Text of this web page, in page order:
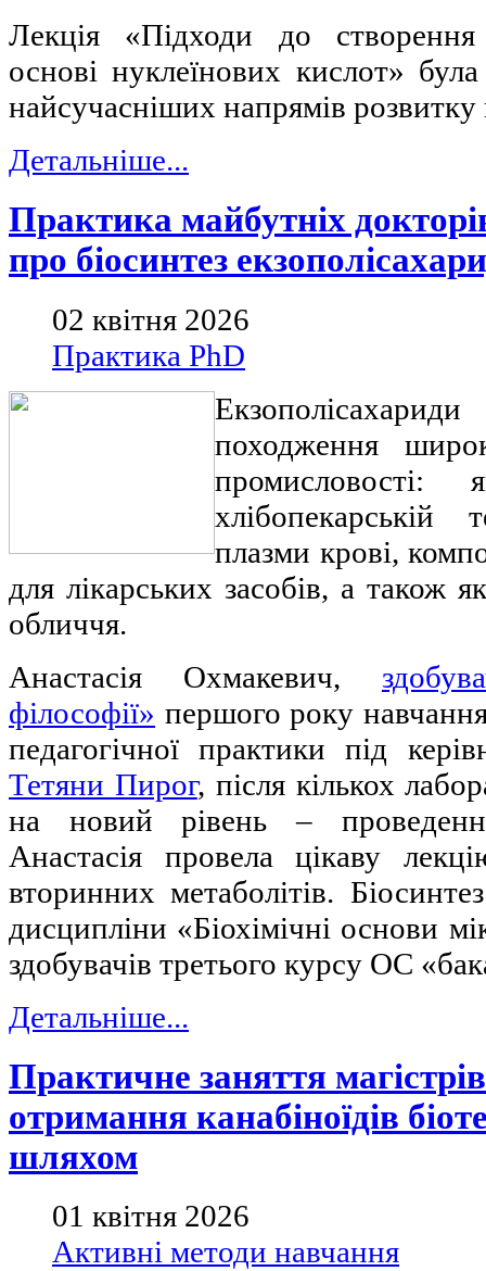
Лекція «Підходи до
основі нуклеїнових кислот»
найсучасніших напрямів розвитку
Детальніше...
Практика майбутніх
про біосинтез
02 квітня 2026
Практика PhD
походження
промисловості:
хлібопекарській
плазми крові,
для лікарських засобів, а також
обличчя.
Анастасія Охмакевич,
філософії» першого року
педагогічної практики під
Тетяни Пирог, після кількох
на новий рівень –
Анастасія провела цікаву
вторинних метаболітів.
дисципліни «Біохімічні основи
здобувачів третього курсу ОС
Детальніше...
Практичне заняття
отримання канабіноїдів
шляхом
01 квітня 2026
Активні методи навчання